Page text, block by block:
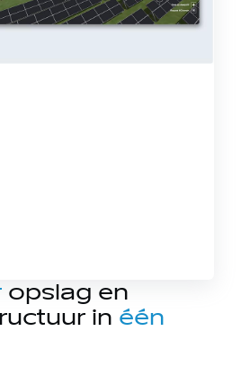
opslag en
in één